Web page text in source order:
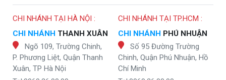
CHI NHÁNH TẠI HÀ NỘI :
CHI NHÁNH THANH XUÂN
Ngõ 109, Trường Chinh,
P. Phương Liệt, Quận Thanh
Xuân, TP Hà Nội
CHI NHÁNH TẠI TP.HCM :
CHI NHÁNH PHÚ NHUẬN
Số 95 Đường Trường
Chinh, Quận Phú Nhuận, Hồ
Chí Minh